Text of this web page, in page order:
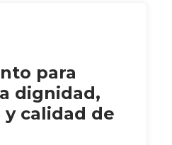
para
dignidad,
calidad de